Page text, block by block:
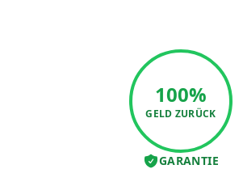
100%
GELD ZURÜCK
GARANTIE